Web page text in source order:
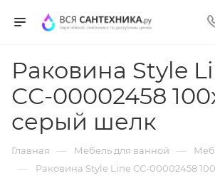
Раковина Style
СС-00002458
серый шелк
Главная — Мебель для ванной —
— Раковина Style Line СС-00002458